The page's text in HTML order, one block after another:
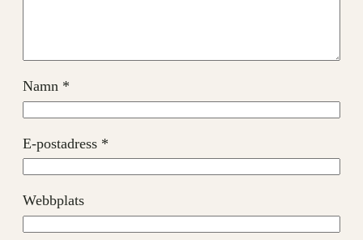
Namn *
E-postadress *
Webbplats